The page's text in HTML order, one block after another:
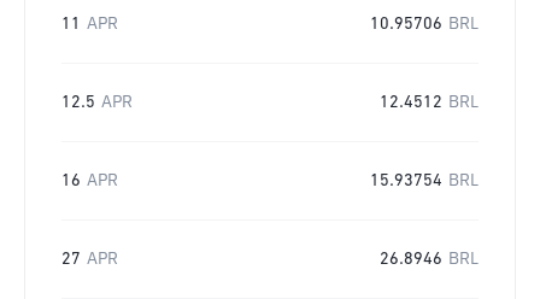
11 APR 10.95706 BRL
12.5 APR 12.4512 BRL
16 APR 15.93754 BRL
27 APR 26.8946 BRL